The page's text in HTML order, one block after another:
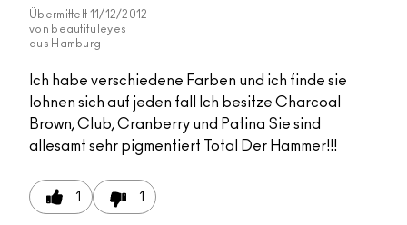
Übermittelt 11/12/2012
von beautifuleyes
aus Hamburg
Ich habe verschiedene Farben und ich finde sie
lohnen sich auf jeden fall Ich besitze Charcoal
Brown, Club, Cranberry und Patina Sie sind
allesamt sehr pigmentiert Total Der Hammer!!!
1 1